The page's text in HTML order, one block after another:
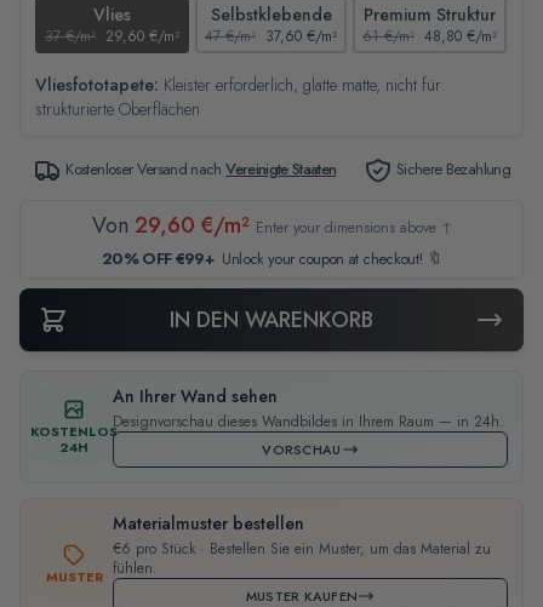
Vlies
37 €/m² 29,60 €/m²
Selbstklebende
47 €/m² 37,60 €/m²
Premium Struktur
61 €/m² 48,80 €/m²
Vliesfototapete: Kleister erforderlich, glatte matte, nicht für
strukturierte Oberflächen
Kostenloser Versand nachVereinigte Staaten Sichere Bezahlung
Von 29,60 €/m² Enter your dimensions above ↑
20% OFF €99+ Unlock your coupon at checkout! 🔖
IN DEN WARENKORB
KOSTENLOS
24H
An Ihrer Wand sehen
Designvorschau dieses Wandbildes in Ihrem Raum — in 24h.
VORSCHAU
MUSTER
Materialmuster bestellen
€6 pro Stück · Bestellen Sie ein Muster, um das Material zu
fühlen.
MUSTER KAUFEN